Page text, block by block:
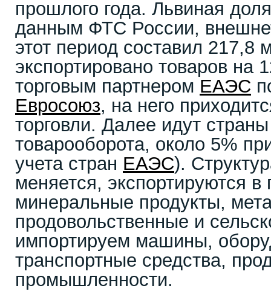
прошлого года. Львиная
данным ФТС России,
этот период составил 217,8
экспортировано товаров на
торговым партнером ЕАЭС
Евросоюз, на него
торговли. Далее идут
товарооборота, около 5%
учета стран ЕАЭС).
меняется, экспортируются
минеральные продукты,
продовольственные и
импортируем машины,
транспортные средства,
промышленности.